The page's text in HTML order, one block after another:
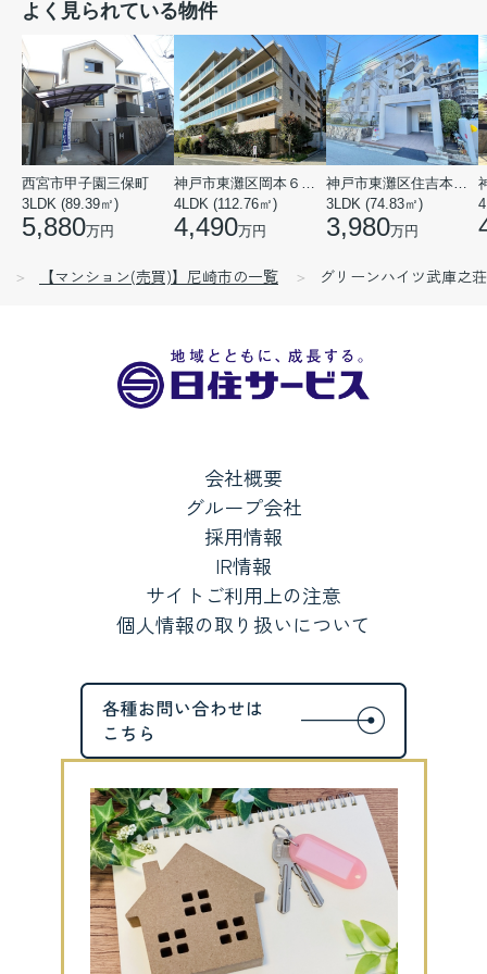
よく見られている物件
西宮市甲子園三保町
3LDK (89.39㎡)
5,880万円
神戸市東灘区岡本６丁目
4LDK (112.76㎡)
4,490万円
神戸市東灘区住吉本町１丁目
3LDK (74.83㎡)
3,980万円
【マンション(売買)】尼崎市の一覧 グリーンハイツ武庫之荘
会社概要
グループ会社
採用情報
IR情報
サイトご利用上の注意
個人情報の取り扱いについて